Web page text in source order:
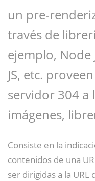
un pre-
través de
ejemplo, Node
JS, etc.
servidor 304 a
imágenes,
Consiste en la
contenidos de una
ser dirigidas a la URL